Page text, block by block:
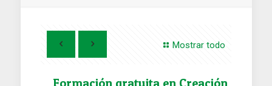
Mostrar todo
Formación gratuita en Creación